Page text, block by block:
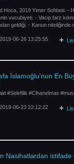
Hoca, 2019 Yimer Sohbeti. -
vucubiyeti. - Vacip farz
geldiği. - Kanun niteliğinde
2019-06-26 13:25:55
İslamoğlu'nun En
#Selefilik #Cihanelmas
2019-06-23 22:12:22
Nasihatlardan istifade